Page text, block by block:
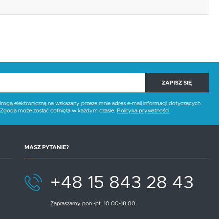
ZAPISZ SIĘ
elektroniczną na wskazany przeze mnie adres e-mail informacji dotyczących
może zostać cofnięta w każdym czasie. Polityka prywatności
MASZ PYTANIE?
+48 15 843 28 43
Zapraszamy pon.-pt. 10.00-18.00